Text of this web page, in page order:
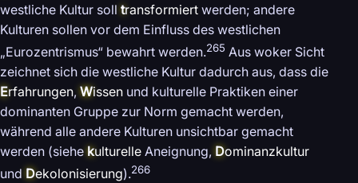
westliche Kultur soll transformiert werden; andere
Kulturen sollen vor dem Einfluss des westlichen
„Eurozentrismus“ bewahrt werden.265 Aus woker Sicht
zeichnet sich die westliche Kultur dadurch aus, dass die
Erfahrungen, Wissen und kulturelle Praktiken einer
dominanten Gruppe zur Norm gemacht werden,
während alle andere Kulturen unsichtbar gemacht
werden (siehe kulturelle Aneignung, Dominanzkultur
und Dekolonisierung).266